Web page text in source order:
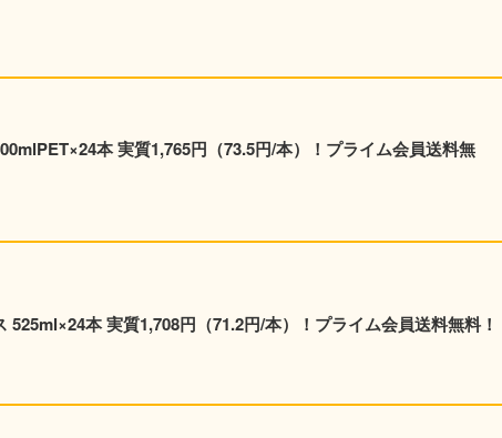
本 実質1,765円（73.5円/本）！プライム会員送料無
本 実質1,708円（71.2円/本）！プライム会員送料無料！